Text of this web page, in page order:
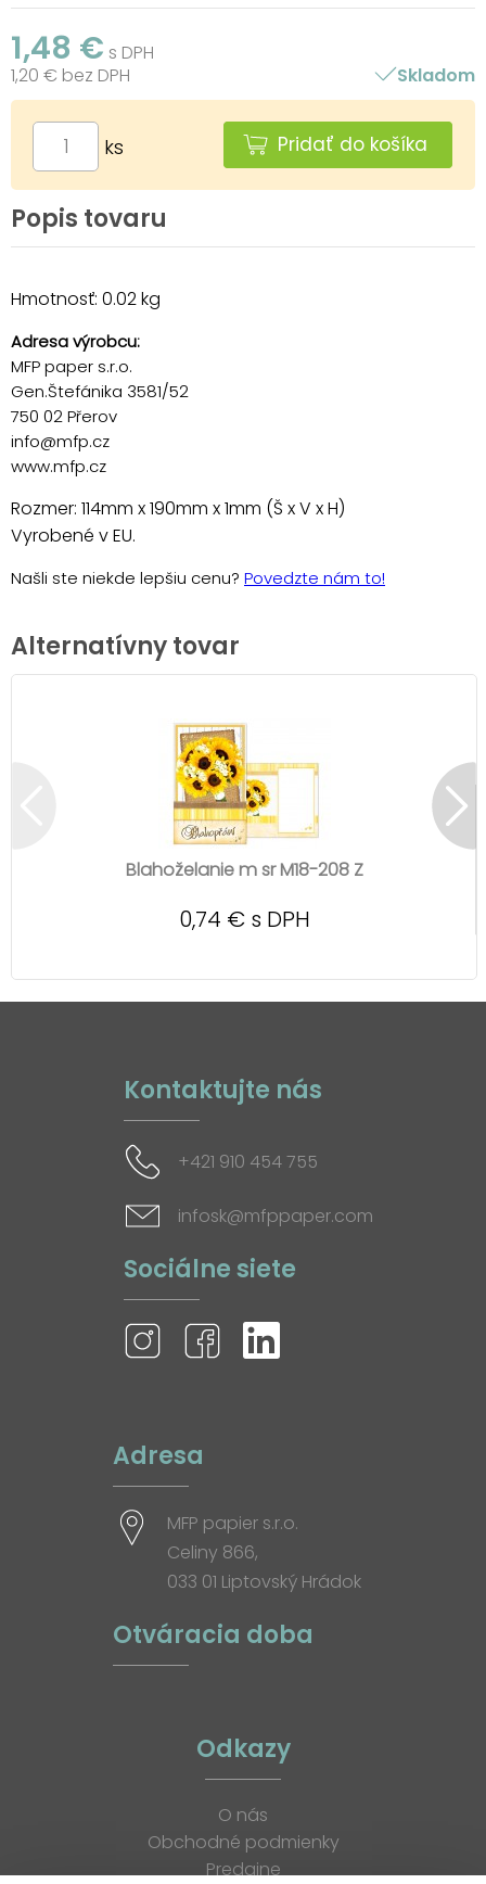
1,48 € s DPH
1,20 € bez DPH
Skladom
ks Pridať do košíka
Popis tovaru
Hmotnosť: 0.02 kg
Adresa výrobcu:
MFP paper s.r.o.
Gen.Štefánika 3581/52
750 02 Přerov
info@mfp.cz
www.mfp.cz
Rozmer: 114mm x 190mm x 1mm (Š x V x H)
Vyrobené v EU.
Našli ste niekde lepšiu cenu? Povedzte nám to!
Alternatívny tovar
Blahoželanie m sr M18-208 Z
0,74 € s DPH
Kontaktujte nás
+421 910 454 755
infosk@mfppaper.com
Sociálne siete
Adresa
MFP papier s.r.o.
Celiny 866,
033 01 Liptovský Hrádok
Otváracia doba
Odkazy
O nás
Obchodné podmienky
Predajne